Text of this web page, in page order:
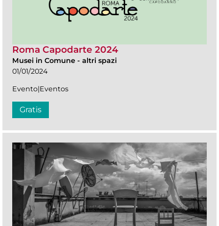
Roma Capodarte 2024
Musei in Comune - altri spazi
01/01/2024
Evento|Eventos
Gratis